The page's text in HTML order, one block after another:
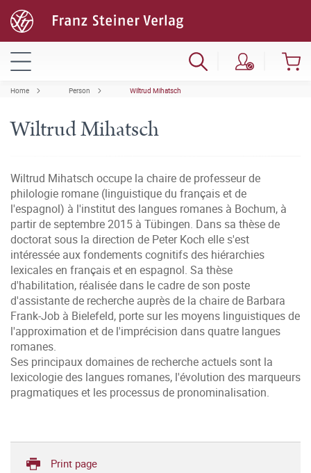
Home Person Wiltrud Mihatsch
Wiltrud Mihatsch
Wiltrud Mihatsch occupe la chaire de professeur de
philologie romane (linguistique du français et de
l'espagnol) à l'institut des langues romanes à Bochum, à
partir de septembre 2015 à Tübingen. Dans sa thèse de
doctorat sous la direction de Peter Koch elle s'est
intéressée aux fondements cognitifs des hiérarchies
lexicales en français et en espagnol. Sa thèse
d'habilitation, réalisée dans le cadre de son poste
d'assistante de recherche auprès de la chaire de Barbara
Frank-Job à Bielefeld, porte sur les moyens linguistiques de
l'approximation et de l'imprécision dans quatre langues
romanes.
Ses principaux domaines de recherche actuels sont la
lexicologie des langues romanes, l'évolution des marqueurs
pragmatiques et les processus de pronominalisation.
Print page